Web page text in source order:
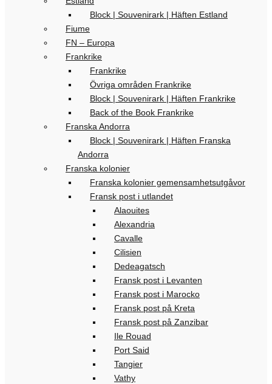
Block | Souvenirark | Häften Estland
Fiume
FN – Europa
Frankrike
Frankrike
Övriga områden Frankrike
Block | Souvenirark | Häften Frankrike
Back of the Book Frankrike
Franska Andorra
Block | Souvenirark | Häften Franska
Andorra
Franska kolonier
Franska kolonier gemensamhetsutgåvor
Fransk post i utlandet
Alaouites
Alexandria
Cavalle
Cilisien
Dedeagatsch
Fransk post i Levanten
Fransk post i Marocko
Fransk post på Kreta
Fransk post på Zanzibar
Ile Rouad
Port Said
Tangier
Vathy